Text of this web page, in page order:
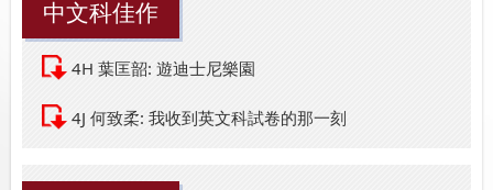
中文科佳作
4H 葉匡韶: 遊迪士尼樂園
4J 何致柔: 我收到英文科試卷的那一刻